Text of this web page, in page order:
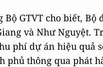
GTVT cho biết,
và Như Nguyệt.
phí dự án hiệu quả
phủ thông qua phát